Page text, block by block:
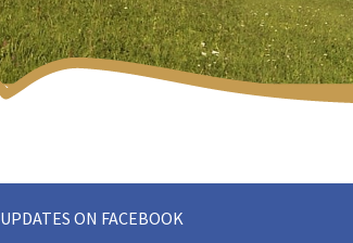
UPDATES ON FACEBOOK